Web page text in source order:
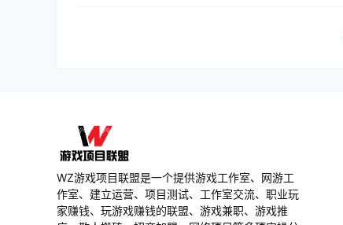
WZ游戏项目联盟是一个提供游戏工作室、网游工
作室、建立运营、项目测试、工作室交流、职业玩
家赚钱、玩游戏赚钱的联盟、游戏兼职、游戏推